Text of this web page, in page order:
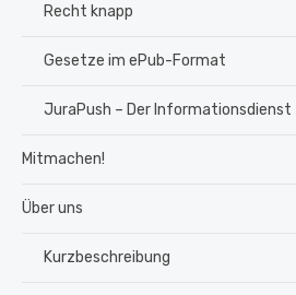
Recht knapp
Gesetze im ePub-Format
JuraPush – Der
Mitmachen!
Über uns
Kurzbeschreibung